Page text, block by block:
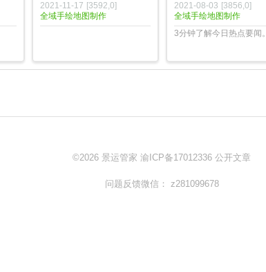
2021-11-17 [3592,0]
全域手绘地图制作
2021-08-03 [3856,0]
全域手绘地图制作
3分钟了解今日热点要闻。
©2026 景运管家 渝ICP备17012336 公开文章
问题反馈微信： z281099678